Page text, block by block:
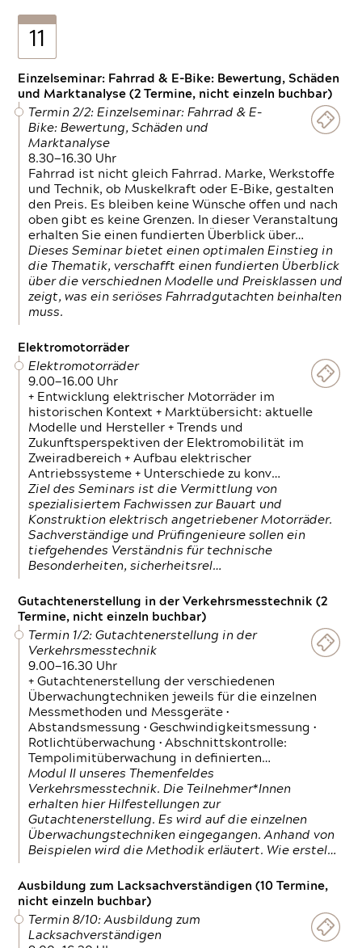
11
Einzelseminar: Fahrrad & E-Bike: Bewertung, Schäden
und Marktanalyse (2 Termine, nicht einzeln buchbar)
Termin 2/2: Einzelseminar: Fahrrad & E-
Bike: Bewertung, Schäden und
Marktanalyse
8.30—16.30 Uhr
Fahrrad ist nicht gleich Fahrrad. Marke, Werkstoffe
und Technik, ob Muskelkraft oder E-Bike, gestalten
den Preis. Es bleiben keine Wünsche offen und nach
oben gibt es keine Grenzen. In dieser Veranstaltung
erhalten Sie einen fundierten Überblick über…
Dieses Seminar bietet einen optimalen Einstieg in
die Thematik, verschafft einen fundierten Überblick
über die verschiednen Modelle und Preisklassen und
zeigt, was ein seriöses Fahrradgutachten beinhalten
muss.
Elektromotorräder
Elektromotorräder
9.00—16.00 Uhr
+ Entwicklung elektrischer Motorräder im
historischen Kontext + Marktübersicht: aktuelle
Modelle und Hersteller + Trends und
Zukunftsperspektiven der Elektromobilität im
Zweiradbereich + Aufbau elektrischer
Antriebssysteme + Unterschiede zu konv…
Ziel des Seminars ist die Vermittlung von
spezialisiertem Fachwissen zur Bauart und
Konstruktion elektrisch angetriebener Motorräder.
Sachverständige und Prüfingenieure sollen ein
tiefgehendes Verständnis für technische
Besonderheiten, sicherheitsrel…
Gutachtenerstellung in der Verkehrsmesstechnik (2
Termine, nicht einzeln buchbar)
Termin 1/2: Gutachtenerstellung in der
Verkehrsmesstechnik
9.00—16.30 Uhr
+ Gutachtenerstellung der verschiedenen
Überwachungtechniken jeweils für die einzelnen
Messmethoden und Messgeräte •
Abstandsmessung • Geschwindigkeitsmessung •
Rotlichtüberwachung • Abschnittskontrolle:
Tempolimitüberwachung in definierten…
Modul II unseres Themenfeldes
Verkehrsmesstechnik. Die Teilnehmer*Innen
erhalten hier Hilfestellungen zur
Gutachtenerstellung. Es wird auf die einzelnen
Überwachungstechniken eingegangen. Anhand von
Beispielen wird die Methodik erläutert. Wie erstel…
Ausbildung zum Lacksachverständigen (10 Termine,
nicht einzeln buchbar)
Termin 8/10: Ausbildung zum
Lacksachverständigen